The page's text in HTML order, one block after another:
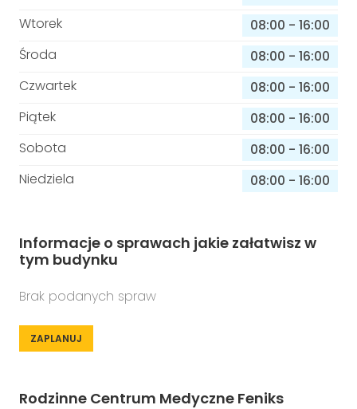
Wtorek
08:00 - 16:00
Środa
08:00 - 16:00
Czwartek
08:00 - 16:00
Piątek
08:00 - 16:00
Sobota
08:00 - 16:00
Niedziela
08:00 - 16:00
Informacje o sprawach jakie załatwisz w
tym budynku
Brak podanych spraw
ZAPLANUJ
Rodzinne Centrum Medyczne Feniks